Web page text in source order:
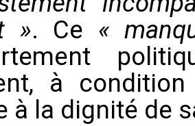
». Ce «
à
à la dignité de